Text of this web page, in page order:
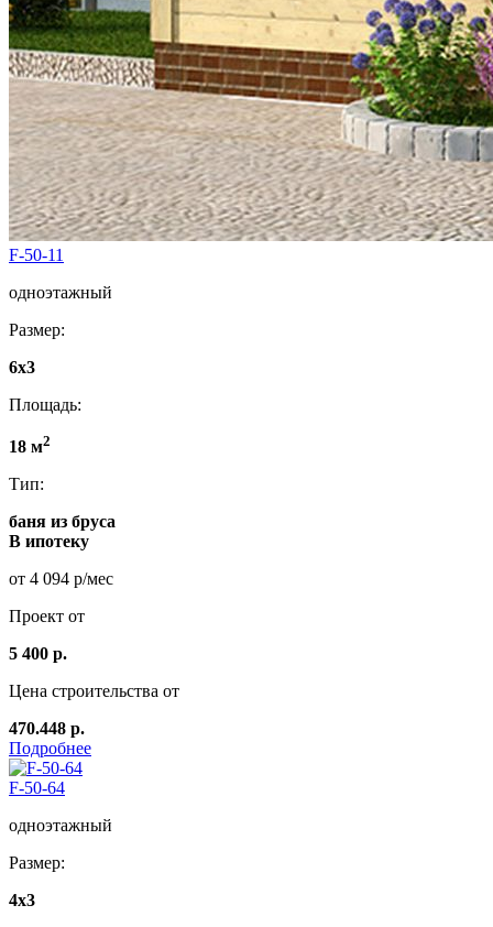
F-50-11
одноэтажный
Размер:
6x3
Площадь:
18 м2
Тип:
баня из бруса
В ипотеку
от 4 094 р/мес
Проект от
5 400 р.
Цена строительства от
470.448 р.
Подробнее
F-50-64
одноэтажный
Размер:
4x3